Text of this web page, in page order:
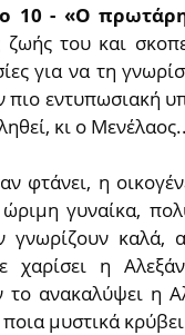
10- «Ο
ζωής του και
για να τη
πιο εντυπωσιακή
κι ο
φτάνει, η
γυναίκα,
καλά,
χαρίσει η
ανακαλύψει η
μυστικά